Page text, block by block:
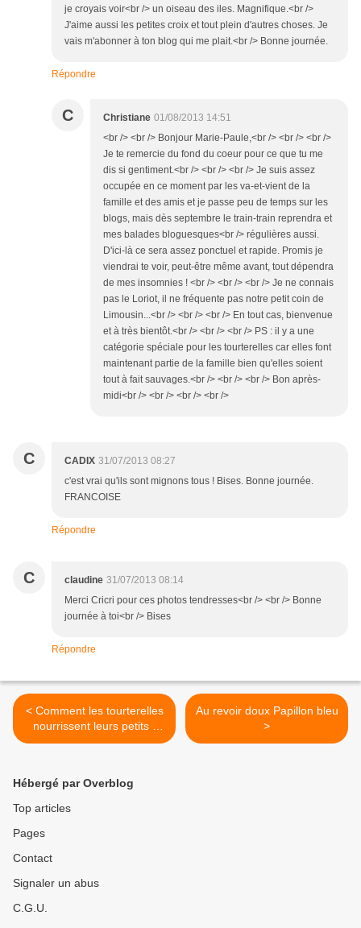
je croyais voir<br /> un oiseau des iles. Magnifique.<br />
J'aime aussi les petites croix et tout plein d'autres choses. Je
vais m'abonner à ton blog qui me plait.<br /> Bonne journée.
Répondre
C Christiane 01/08/2013 14:51
<br /> <br /> Bonjour Marie-Paule,<br /> <br /> <br />
Je te remercie du fond du coeur pour ce que tu me
dis si gentiment.<br /> <br /> <br /> Je suis assez
occupée en ce moment par les va-et-vient de la
famille et des amis et je passe peu de temps sur les
blogs, mais dès septembre le train-train reprendra et
mes balades bloguesques<br /> régulières aussi.
D'ici-là ce sera assez ponctuel et rapide. Promis je
viendrai te voir, peut-être même avant, tout dépendra
de mes insomnies ! <br /> <br /> <br /> Je ne connais
pas le Loriot, il ne fréquente pas notre petit coin de
Limousin...<br /> <br /> <br /> En tout cas, bienvenue
et à très bientôt.<br /> <br /> <br /> PS : il y a une
catégorie spéciale pour les tourterelles car elles font
maintenant partie de la famille bien qu'elles soient
tout à fait sauvages.<br /> <br /> <br /> Bon après-
midi<br /> <br /> <br /> <br />
C CADIX 31/07/2013 08:27
c'est vrai qu'ils sont mignons tous ! Bises. Bonne journée.
FRANCOISE
Répondre
C claudine 31/07/2013 08:14
Merci Cricri pour ces photos tendresses<br /> <br /> Bonne
journée à toi<br /> Bises
Répondre
< Comment les tourterelles
nourrissent leurs petits -
Naissance (2)
Au revoir doux Papillon bleu
>
Hébergé par Overblog
Top articles
Pages
Contact
Signaler un abus
C.G.U.